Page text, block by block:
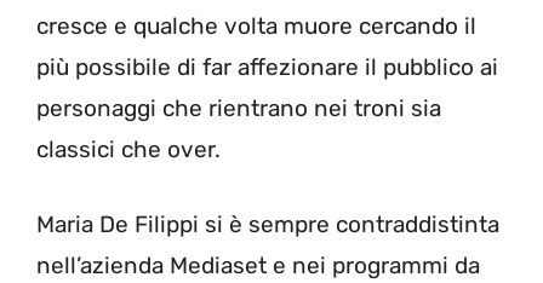
cresce e qualche volta muore cercando il
più possibile di far affezionare il pubblico ai
personaggi che rientrano nei troni sia
classici che over.
Maria De Filippi si è sempre contraddistinta
nell’azienda Mediaset e nei programmi da